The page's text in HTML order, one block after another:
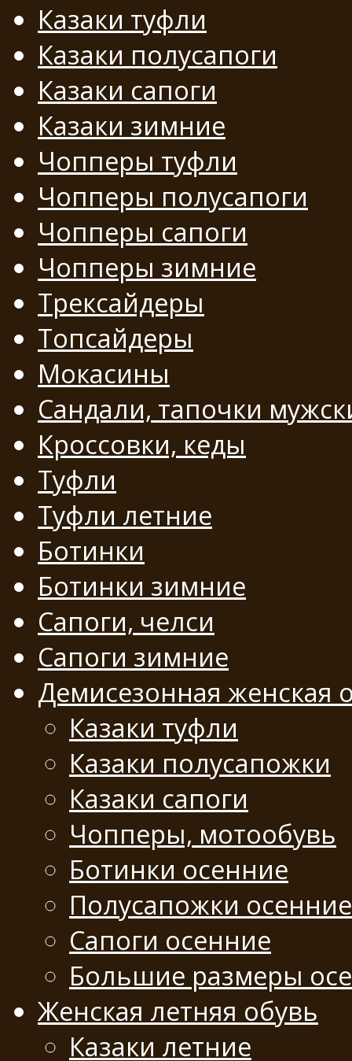
Казаки туфли
Казаки полусапоги
Казаки сапоги
Казаки зимние
Чопперы туфли
Чопперы полусапоги
Чопперы сапоги
Чопперы зимние
Трексайдеры
Топсайдеры
Мокасины
Сандали, тапочки
Кроссовки, кеды
Туфли
Туфли летние
Ботинки
Ботинки зимние
Сапоги, челси
Сапоги зимние
Демисезонная женская
Казаки туфли
Казаки полусапожки
Казаки сапоги
Чопперы, мотообувь
Ботинки осенние
Полусапожки осенние
Сапоги осенние
Большие размеры
Женская летняя обувь
Казаки летние